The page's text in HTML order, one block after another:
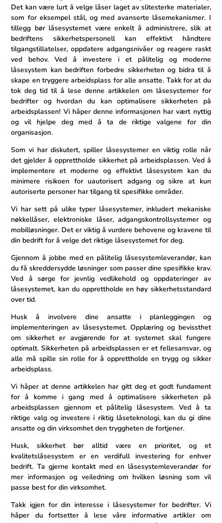
Det kan være lurt å velge låser laget av slitesterke materialer,
som for eksempel stål, og med avanserte låsemekanismer. I
tillegg bør⁤ låsesystemet være enkelt ⁤å administrere, ‍slik at
bedriftens sikkerhetspersonell kan effektivt håndtere
tilgangstillatelser, oppdatere adgangsnivåer og reagere raskt
ved ‌behov. Ved⁢ å ⁢investere i et pålitelig ‌og moderne
låsesystem⁤ kan bedriften forbedre sikkerheten og bidra til å
skape ‍en tryggere arbeidsplass for alle ansatte. Takk for at‌ du
tok deg tid til å lese ⁤denne artikkelen​ om låsesystemer for
bedrifter ⁣og hvordan du kan optimalisere sikkerheten på
arbeidsplassen! Vi håper denne informasjonen har vært​ nyttig
og vil hjelpe deg med å ⁣ta de riktige valgene for din
⁤organisasjon.
Som vi har diskutert, spiller låsesystemer ⁤en viktig rolle når
det ​gjelder å opprettholde sikkerhet på arbeidsplassen. ⁢Ved å
implementere et moderne og effektivt låsesystem kan du
minimere risikoen for uautorisert adgang og sikre at kun
autoriserte personer har tilgang til spesifikke områder.
Vi har sett⁤ på ulike typer låsesystemer, inkludert mekaniske
nøkkellåser, elektroniske låser, adgangskontrollsystemer og
mobilløsninger.⁤ Det er‍ viktig å vurdere behovene og kravene til
din bedrift for å velge ⁤det riktige låsesystemet for deg.
Gjennom å jobbe med en pålitelig låsesystemleverandør, kan
du få⁢ skreddersydde løsninger som passer dine spesifikke⁣ krav.
Ved å⁤ sørge for⁤ jevnlig vedlikehold og oppdateringer av
låsesystemet, kan du opprettholde ⁢en⁣ høy sikkerhetsstandard
over tid.
Husk å involvere dine ansatte i⁢ planleggingen og
implementeringen av ​låsesystemet. Opplæring og bevissthet
om sikkerhet‍ er avgjørende ​for at systemet skal⁤ fungere⁣
optimalt. ‌Sikkerheten på arbeidsplassen er ⁣et fellesansvar, og
alle må spille sin rolle for å opprettholde en trygg ⁣og sikker
arbeidsplass.
Vi håper ​at denne artikkelen har gitt deg et godt fundament
for å komme i gang ​med å optimalisere sikkerheten på
arbeidsplassen gjennom et pålitelig låsesystem.‌ Ved‍ å ta
riktige valg og ‌investere ⁢i riktig låseteknologi,‌ kan du gi dine
ansatte og ⁣din virksomhet den tryggheten de fortjener.
Husk, sikkerhet⁣ bør alltid være en prioritet,⁢ og et
kvalitetslåsesystem er en verdifull investering for enhver
bedrift. Ta gjerne kontakt med en‌ låsesystemleverandør for
mer ​informasjon‌ og veiledning om hvilken løsning som vil
passe best for din virksomhet.
Takk igjen for ⁢din interesse‌ i låsesystemer ⁤for bedrifter. Vi
håper du fortsetter å lese våre informative artikler om